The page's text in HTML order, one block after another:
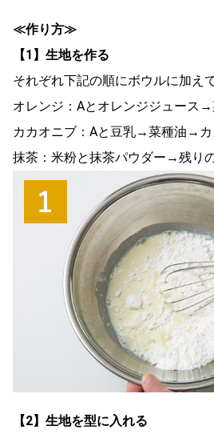
≪作り方≫
【1】生地を作る
それぞれ下記の順にボウルに加え
オレンジ：Aとオレンジジュース
カカオニブ：Aと豆乳→菜種油→
抹茶：米粉と抹茶パウダー→残り
【2】生地を型に入れる